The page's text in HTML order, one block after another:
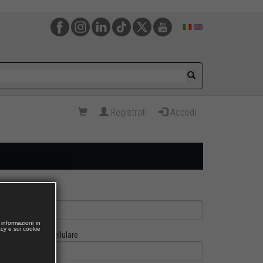
Registrati Accedi
Cellulare
in
e sui cookie